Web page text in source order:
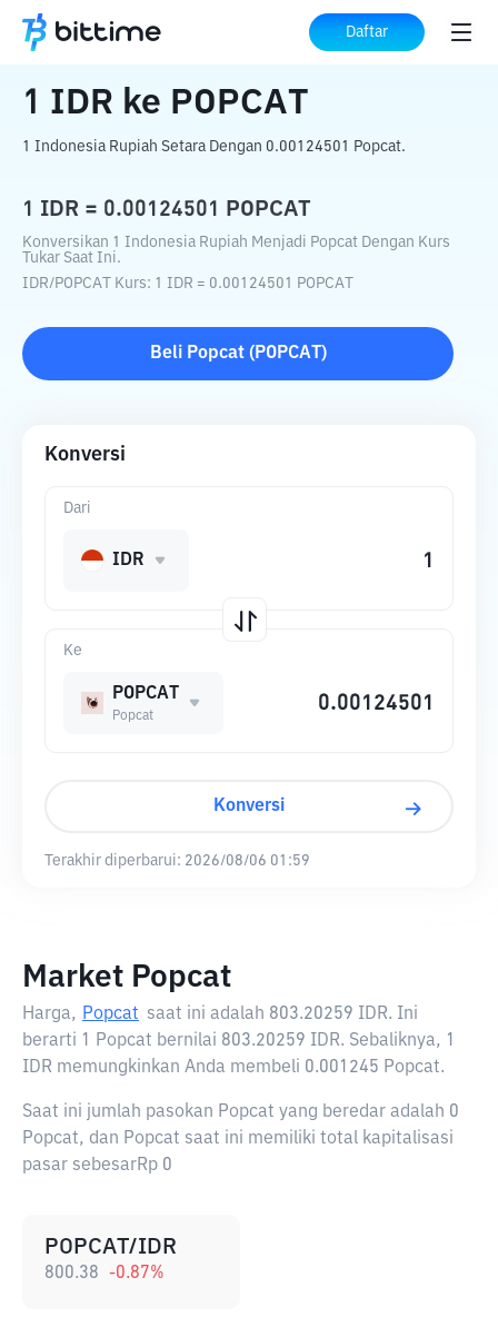
Daftar
Beranda Konverter Kripto ke POPCAT
1 IDR ke POPCAT
1 Indonesia Rupiah Setara Dengan 0.00124501 Popcat.
1 IDR = 0.00124501 POPCAT
Konversikan 1 Indonesia Rupiah Menjadi Popcat Dengan Kurs
Tukar Saat Ini.
IDR/POPCAT Kurs: 1 IDR = 0.00124501 POPCAT
Beli Popcat( POPCAT )
Konversi
Ke
POPCAT
Popcat
Dari
IDR
Konversi
Terakhir diperbarui: 2026/08/06 01:59
Market Popcat
Harga, Popcat saat ini adalah 803.20259 IDR. Ini
berarti 1 Popcat bernilai 803.20259 IDR. Sebaliknya, 1
IDR memungkinkan Anda membeli 0.001245 Popcat.
Saat ini jumlah pasokan Popcat yang beredar adalah 0
Popcat, dan Popcat saat ini memiliki total kapitalisasi
pasar sebesarRp 0
POPCAT/IDR
800.38 -0.87%